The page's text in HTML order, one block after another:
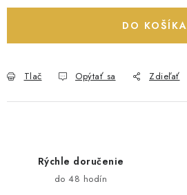
DO KOŠÍKA
Tlač Opýtať sa Zdieľať
Rýchle doručenie
do 48 hodín